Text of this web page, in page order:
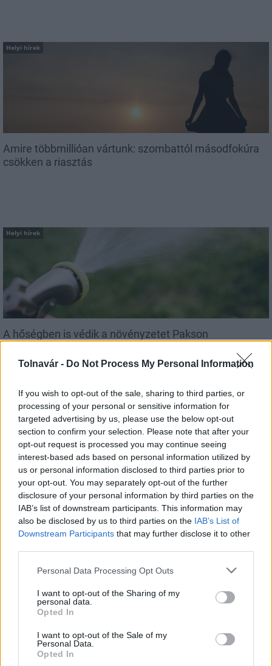
Tolnavár - Do Not Process My Personal Information
If you wish to opt-out of the sale, sharing to third parties, or
processing of your personal or sensitive information for
targeted advertising by us, please use the below opt-out
section to confirm your selection. Please note that after your
opt-out request is processed you may continue seeing
interest-based ads based on personal information utilized by
us or personal information disclosed to third parties prior to
your opt-out. You may separately opt-out of the further
disclosure of your personal information by third parties on the
IAB’s list of downstream participants. This information may
also be disclosed by us to third parties on the IAB’s List of
Downstream Participants that may further disclose it to other
Please note that this website/app uses one or more Google
not limited to your visit or usage behaviour. You may click to
grant or deny consent to Google and its third-party tags to
use your data for below specified purposes in below Google
consent section.
Personal Data Processing Opt Outs
I want to opt-out of the Sharing of my
personal data.
Opted In
I want to opt-out of the Sale of my
Personal Data.
Opted In
Helyi hírek
Amire többmillióan vártunk: szombattól másodfokúra
csökken a riasztás
Helyi hírek
A hőségben is védik a növényzetet Pakson
MAGYAR ÉPÍTŐK
Útépítés
útfelújítás Pestszentlőrinc XVIII. kerület Profunda Bau
Szinte teljes hosszában megújítják a Lakatos úti